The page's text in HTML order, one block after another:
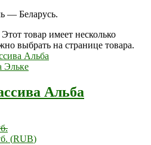
— Беларусь.
Этот товар имеет несколько
выбрать на странице товара.
Альба
(RUB)